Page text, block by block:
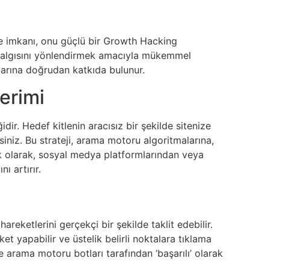
imkanı, onu güçlü bir Growth Hacking
yönlendirmek amacıyla mükemmel
doğrudan katkıda bulunur.
Hedef kitlenin aracısız bir şekilde sitenize
Bu strateji, arama motoru algoritmalarına,
sosyal medya platformlarından veya
artırır.
hareketlerini gerçekçi bir şekilde taklit edebilir.
yapabilir ve üstelik belirli noktalara tıklama
motoru botları tarafından ‘başarılı’ olarak